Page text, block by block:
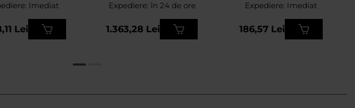
RealTreeImediat
Lei
Expediere: în 24 de ore
1.363,28 Lei
Coyote
Expediere: Imediat
186,57 Lei